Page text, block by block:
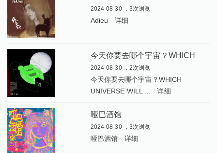
2024-08-30 ，3次浏览
Adieu 详细
2024-08-30 ，2次浏览
今天你要去哪个宇宙？WHICH
UNIVERSE WILL ...
详细
哑巴酒馆
2024-08-30 ，3次浏览
哑巴酒馆 详细